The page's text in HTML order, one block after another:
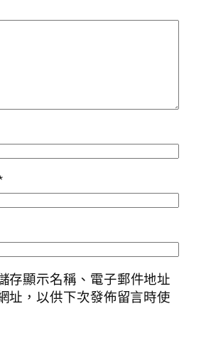
存顯示名稱、電子郵件地址
址，以供下次發佈留言時使